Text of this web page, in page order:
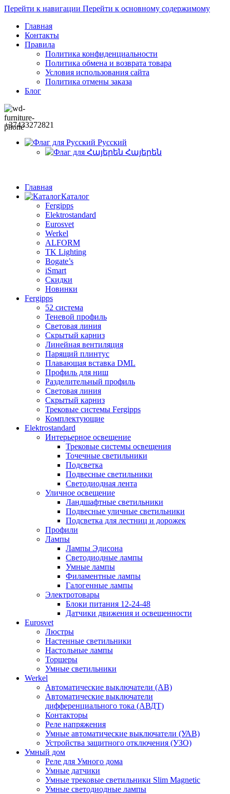
Перейти к навигации Перейти к основному содержимому
Главная
Контакты
Правила
Политика конфиденциальности
Политика обмена и возврата товара
Условия использования сайта
Политика отмены заказа
Блог
+37433272821
Русский
Հայերեն
Главная
Каталог
Fergipps
Elektrostandard
Eurosvet
Werkel
ALFORM
TK Lighting
Bogate’s
iSmart
Скидки
Новинки
Fergipps
52 система
Теневой профиль
Световая линия
Скрытый карниз
Линейная вентиляция
Парящий плинтус
Плавающая вставка DML
Профиль для ниш
Разделительный профиль
Световая линия
Скрытый карниз
Трековые системы Fergipps
Комплектующие
Elektrostandard
Интерьерное освещение
Трековые системы освещения
Точечные светильники
Подсветка
Подвесные светильники
Светодиодная лента
Уличное освещение
Ландшафтные светильники
Подвесные уличные светильники
Подсветка для лестниц и дорожек
Профили
Лампы
Лампы Эдисона
Светодиодные лампы
Умные лампы
Филаментные лампы
Галогенные лампы
Электротовары
Блоки питания 12-24-48
Датчики движения и освещенности
Eurosvet
Люстры
Настенные светильники
Настольные лампы
Торшеры
Умные светильники
Werkel
Автоматические выключатели (АВ)
Автоматические выключатели
дифференциального тока (АВДТ)
Контакторы
Реле напряжения
Умные автоматические выключатели (УАВ)
Устройства защитного отключения (УЗО)
Умный дом
Реле для Умного дома
Умные датчики
Умные трековые светильники Slim Magnetic
Умные светодиодные лампы